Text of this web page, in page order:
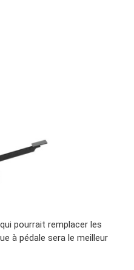
pourrait remplacer les
à pédale sera le meilleur